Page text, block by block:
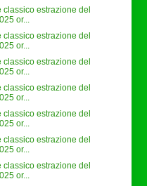
classico estrazione del
or...
classico estrazione del
or...
classico estrazione del
or...
classico estrazione del
or...
classico estrazione del
or...
classico estrazione del
or...
classico estrazione del
or...